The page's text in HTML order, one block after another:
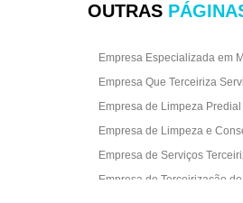
OUTRAS
Empresa Especializada em
Empresa Que Terceiriza
Empresa de Limpeza Predial
Empresa de Limpeza e
Empresa de Serviços
Empresa de Terceirização